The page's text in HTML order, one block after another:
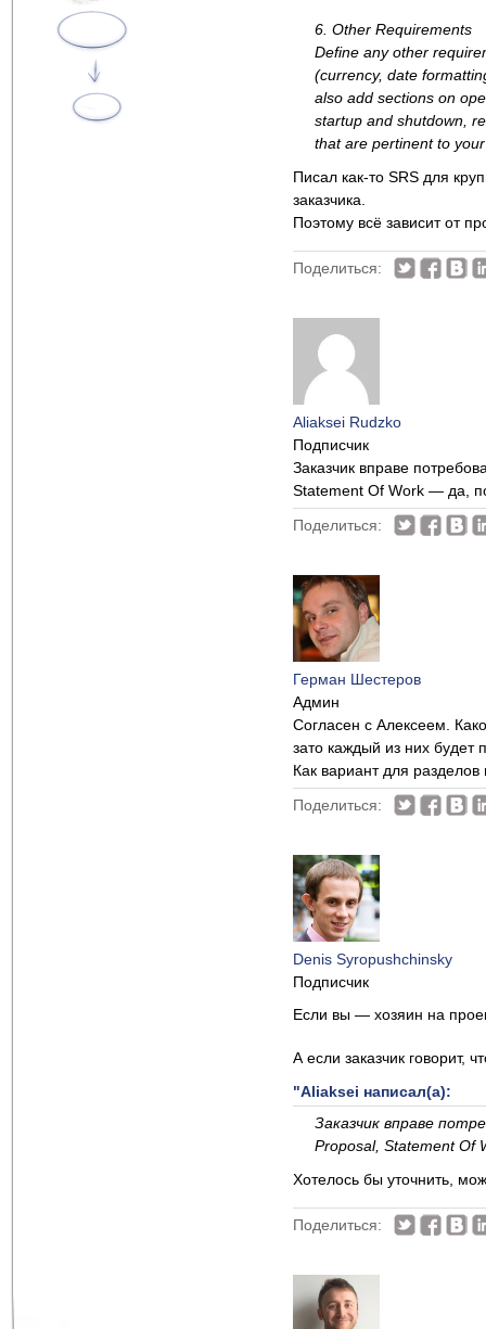
6. Other Requirements
Define any other
(currency, date
also add sections on
startup and shutdown,
that are pertinent to
Писал как-то SRS для
заказчика.
Поэтому всё зависит от
Поделиться:
Aliaksei Rudzko
Подписчик
Заказчик вправе
Statement Of Work — да,
Поделиться:
Герман Шестеров
Админ
Согласен с Алексеем.
зато каждый из них будет
Как вариант для
Поделиться:
Denis Syropushchinsky
Подписчик
Если вы — хозяин на
А если заказчик говорит,
"Aliaksei написал(а):
Заказчик вправе
Proposal, Statement
Хотелось бы уточнить,
Поделиться: